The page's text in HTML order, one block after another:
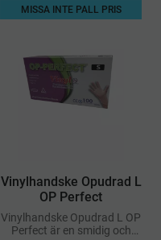
Vinylhandske Opudrad L
OP Perfect
Vinylhandske Opudrad L OP
Perfect är en smidig och
MISSA INTE PALL PRIS